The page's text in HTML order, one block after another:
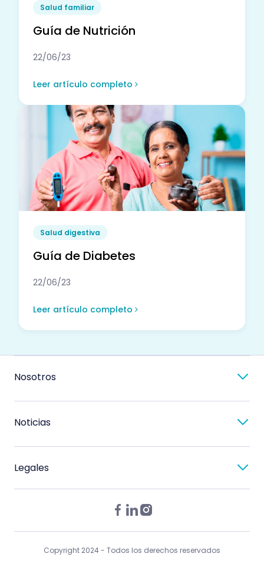
Salud familiar
Guía de Nutrición
22/06/23
Leer artículo completo
Salud digestiva
Guía de Diabetes
22/06/23
Leer artículo completo
Nosotros
Noticias
Legales
Copyright 2024 - Todos los derechos reservados